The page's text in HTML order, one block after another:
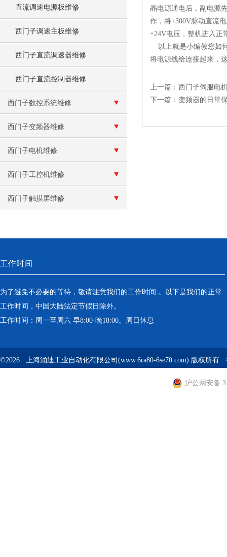
直流调速电源板维修
西门子调速主板维修
西门子直流调速器维修
西门子直流控制器维修
西门子数控系统维修
西门子变频器维修
西门子电机维修
西门子工控机维修
西门子触摸屏维修
晶电源通电后，副电源
作，将+300V脉动直流
+24V电压，整机进入正
以上就是小编教您如
将电源线给连接起来，
上一篇： 西门子伺服电
下一篇： 变频器的日常
工作时间
为了避免不必要的等待，敬请注意我们的工作时间 。以下是我们的正常
工作时间，中国大陆法定节假日除外。
工作时间：周一至周六 早8:00-晚18:00。周日休息
©2026 上海涌迪工业自动化有限公司(www.6ra80-6se70.com) 版权所有
沪公网安备